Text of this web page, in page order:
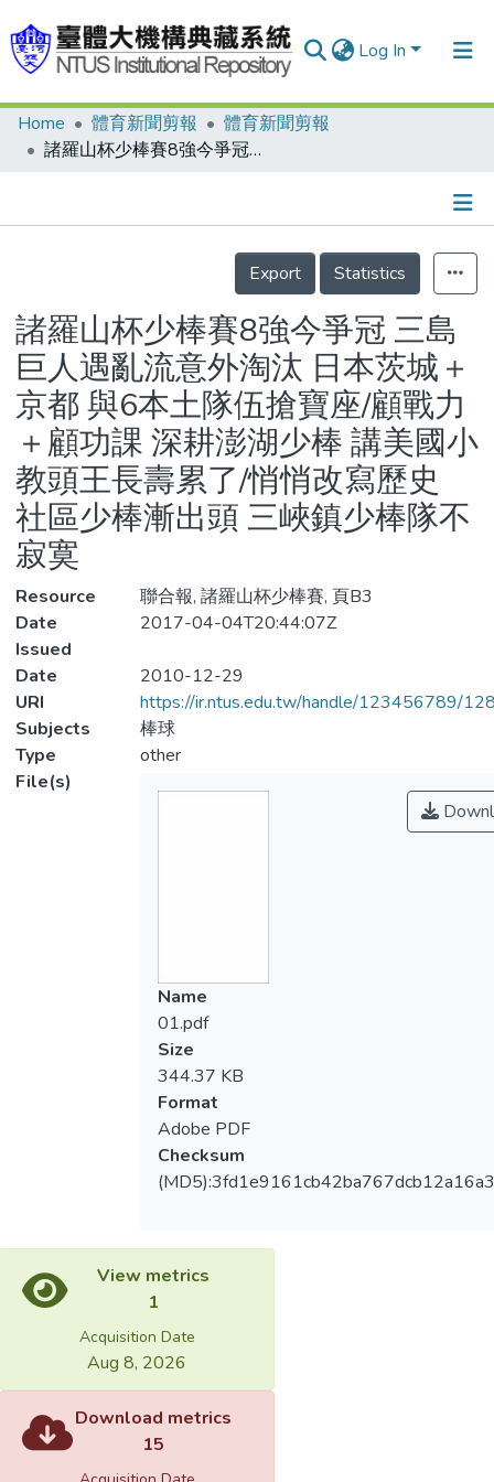
Log In
Communities & Collections
Statistics
Home 體育新聞剪報
體育新聞剪報
諸羅山杯少棒賽8強今爭冠 三島巨人遇亂流意外淘汰 日本茨城＋京都 與6本土隊伍搶寶座/顧戰力＋顧功課 深耕澎湖少棒 講美國小教頭王長壽累了/悄悄改寫歷史 社區少棒漸出頭 三峽鎮少棒隊不寂寞
Details
Export
Statistics
諸羅山杯少棒賽8強今爭冠 三島
巨人遇亂流意外淘汰 日本茨城＋
京都 與6本土隊伍搶寶座/顧戰力
＋顧功課 深耕澎湖少棒 講美國小
教頭王長壽累了/悄悄改寫歷史
社區少棒漸出頭 三峽鎮少棒隊不
寂寞
Resource
聯合報, 諸羅山杯少棒賽, 頁B3
Date
Issued
2017-04-04T20:44:07Z
Date
2010-12-29
URI
https://ir.ntus.edu.tw/handle/123456789/
Subjects
棒球
Type
other
File(s)
Name
01.pdf
Size
344.37 KB
Format
Adobe PDF
Checksum
View metrics
1
Acquisition Date
Aug 8, 2026
Download metrics
15